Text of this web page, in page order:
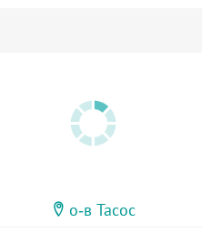
о-в Тасос